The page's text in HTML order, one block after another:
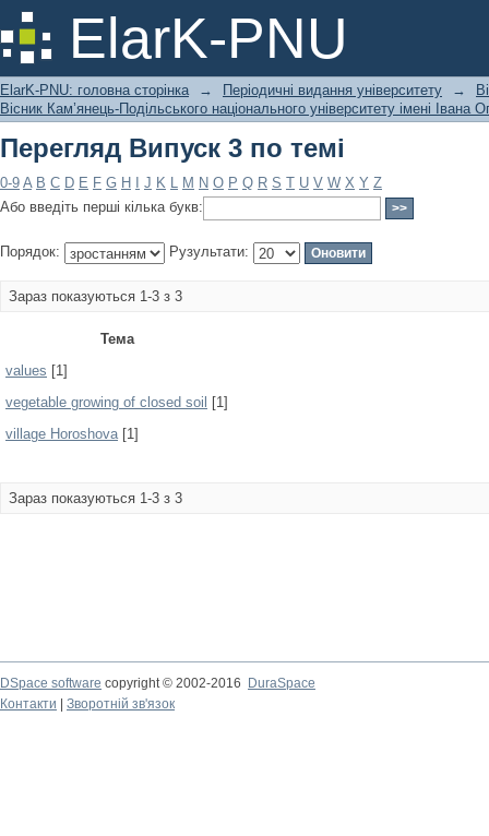
ElarK-PNU
Перегляд Випуск 3 по темі
ElarK-PNU: головна сторінка → Періодичні видання університету →
Вісник Кам’янець-Подільського національного університету імені Івана
Перегляд Випуск 3 по темі
0-9 A B C D E F G H J K L M N O P Q R S T U V W X Y Z
Або введіть перші кілька букв:
Порядок: Рузультати:
Зараз показуються 1-3 з 3
Тема
values [1]
vegetable growing of closed soil
[1]
village Horoshova[1]
Зараз показуються 1-3 з 3
DSpace software copyright © 2002-2016
DuraSpace
Контакти
Зворотній зв'язок